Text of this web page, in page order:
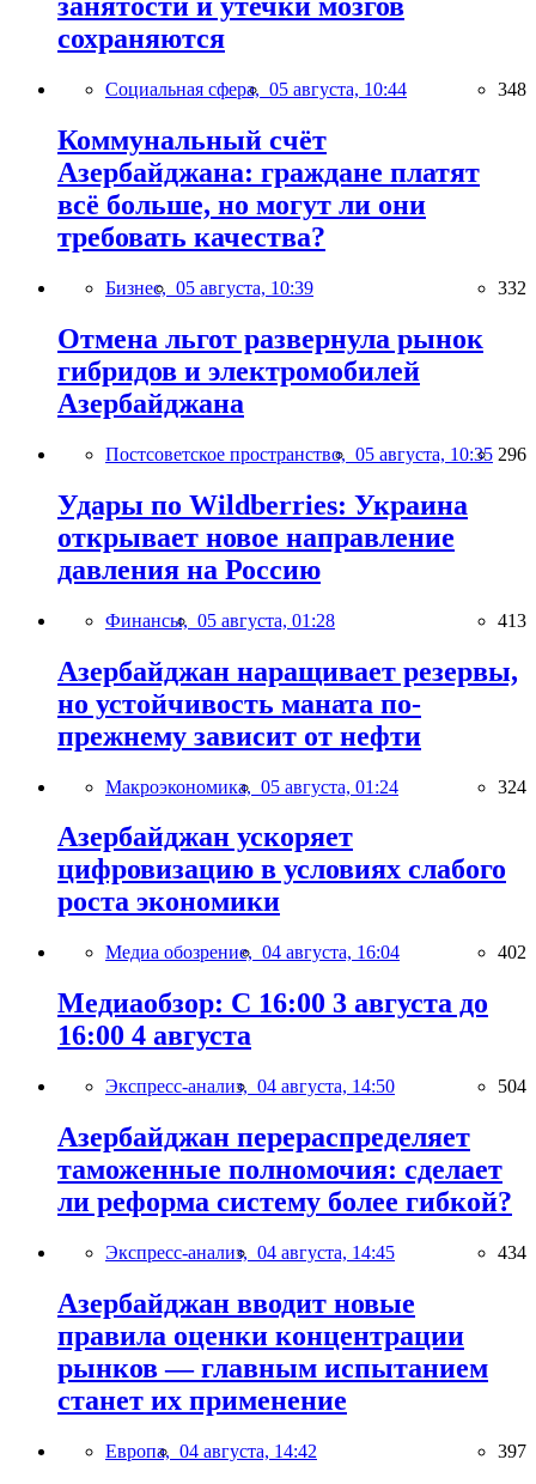
занятости и утечки мозгов
сохраняются
Социальная сфера, 05 августа, 10:44 348
Коммунальный счёт
Азербайджана: граждане платят
всё больше, но могут ли они
требовать качества?
Бизнес, 05 августа, 10:39 332
Отмена льгот развернула рынок
гибридов и электромобилей
Азербайджана
Постсоветское пространство, 05 августа, 10:35 296
Удары по Wildberries: Украина
открывает новое направление
давления на Россию
Финансы, 05 августа, 01:28 413
Азербайджан наращивает резервы,
но устойчивость маната по-
прежнему зависит от нефти
Макроэкономика, 05 августа, 01:24 324
Азербайджан ускоряет
цифровизацию в условиях слабого
роста экономики
Медиа обозрение, 04 августа, 16:04 402
Медиаобзор: С 16:00 3 августа до
16:00 4 августа
Экспресс-анализ, 04 августа, 14:50 504
Азербайджан перераспределяет
таможенные полномочия: сделает
ли реформа систему более гибкой?
Экспресс-анализ, 04 августа, 14:45 434
Азербайджан вводит новые
правила оценки концентрации
рынков — главным испытанием
станет их применение
Европа, 04 августа, 14:42 397